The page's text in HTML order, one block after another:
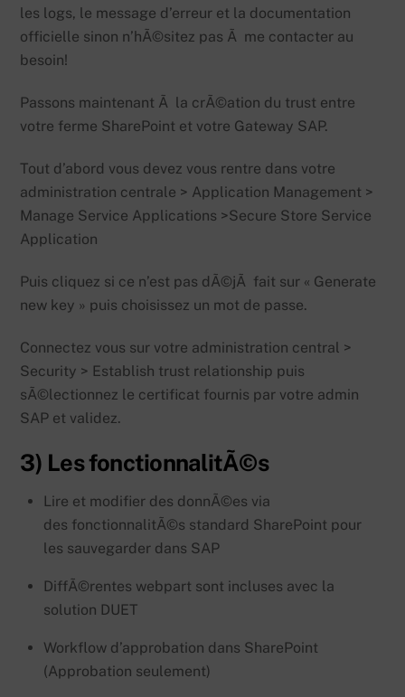
les logs, le message d’erreur et la documentation
officielle sinon n’hÃ©sitez pas Ã me contacter au
besoin!
Passons maintenant Ã la crÃ©ation du trust entre
votre ferme SharePoint et votre Gateway SAP.
Tout d’abord vous devez vous rentre dans votre
administration centrale > Application Management >
Manage Service Applications >Secure Store Service
Application
Puis cliquez si ce n’est pas dÃ©jÃ fait sur « Generate
new key » puis choisissez un mot de passe.
Connectez vous sur votre administration central >
Security > Establish trust relationship puis
sÃ©lectionnez le certificat fournis par votre admin
SAP et validez.
3) Les fonctionnalitÃ©s
Lire et modifier des donnÃ©es via
des fonctionnalitÃ©s standard SharePoint pour
les sauvegarder dans SAP
DiffÃ©rentes webpart sont incluses avec la
solution DUET
Workflow d’approbation dans SharePoint
(Approbation seulement)